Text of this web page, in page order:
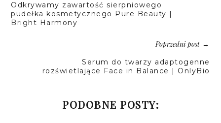
Odkrywamy zawartość sierpniowego
pudełka kosmetycznego Pure Beauty |
Bright Harmony
Poprzedni post→
Serum do twarzy adaptogenne
rozświetlające Face in Balance | OnlyBio
PODOBNE POSTY: